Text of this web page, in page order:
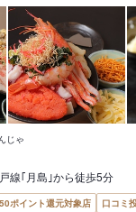
じゃ
線｢月島｣から徒歩5分
ポイント還元対象店 口コミ